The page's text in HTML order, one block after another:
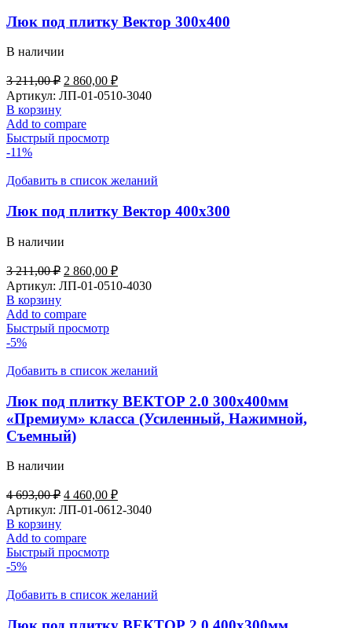
Люк под плитку Вектор 300х400
В наличии
3 211,00₽ 2 860,00 ₽
Артикул: ЛП-01-0510-3040
В корзину
Add to compare
Быстрый просмотр
-11%
Добавить в список желаний
Люк под плитку Вектор 400х300
В наличии
3 211,00₽ 2 860,00 ₽
Артикул: ЛП-01-0510-4030
В корзину
Add to compare
Быстрый просмотр
-5%
Добавить в список желаний
Люк под плитку ВЕКТОР 2.0 300х400мм
«Премиум» класса (Усиленный, Нажимной,
Съемный)
В наличии
4 693,00₽ 4 460,00 ₽
Артикул: ЛП-01-0612-3040
В корзину
Add to compare
Быстрый просмотр
-5%
Добавить в список желаний